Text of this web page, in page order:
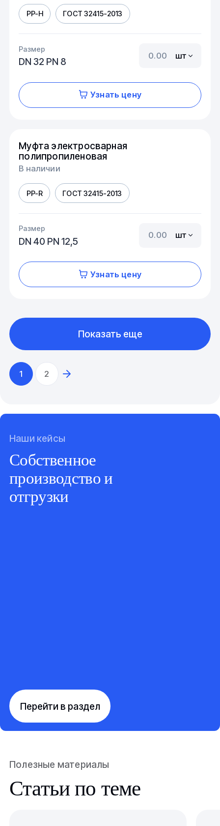
PP-H ГОСТ 32415-2013
Размер
DN 32 PN 8
шт
Узнать цену
Муфта электросварная
полипропиленовая
В наличии
PP-R ГОСТ 32415-2013
Размер
DN 40 PN 12,5
шт
Узнать цену
1 2
Показать еще
Наши кейсы
Собственное
производство и
отгрузки
Перейти в раздел
Полезные материалы
Статьи по теме